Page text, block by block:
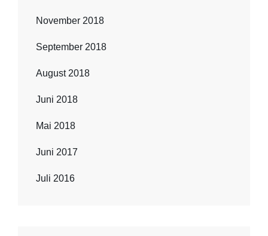
November 2018
September 2018
August 2018
Juni 2018
Mai 2018
Juni 2017
Juli 2016